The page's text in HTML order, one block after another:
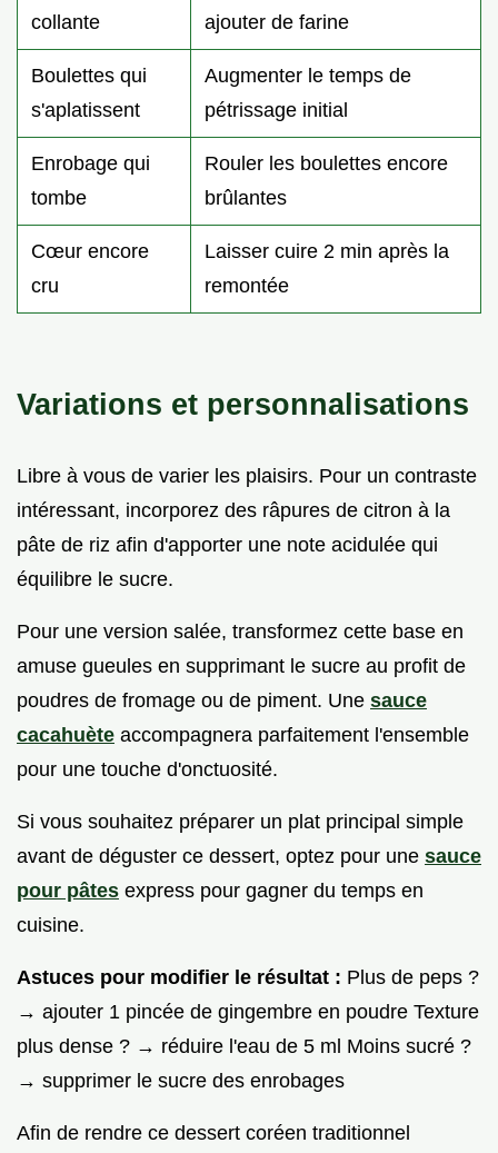
collante
ajouter de farine
Boulettes qui
s'aplatissent
Augmenter le temps de
pétrissage initial
Enrobage qui
tombe
Rouler les boulettes encore
brûlantes
Cœur encore
cru
Laisser cuire 2 min après la
remontée
Variations et personnalisations
Libre à vous de varier les plaisirs. Pour un contraste
intéressant, incorporez des râpures de citron à la
pâte de riz afin d'apporter une note acidulée qui
équilibre le sucre.
Pour une version salée, transformez cette base en
amuse gueules en supprimant le sucre au profit de
poudres de fromage ou de piment. Une sauce
cacahuète accompagnera parfaitement l'ensemble
pour une touche d'onctuosité.
Si vous souhaitez préparer un plat principal simple
avant de déguster ce dessert, optez pour une sauce
pour pâtes express pour gagner du temps en
cuisine.
Astuces pour modifier le résultat : Plus de peps ?
→ ajouter 1 pincée de gingembre en poudre Texture
plus dense ? → réduire l'eau de 5 ml Moins sucré ?
→ supprimer le sucre des enrobages
Afin de rendre ce dessert coréen traditionnel